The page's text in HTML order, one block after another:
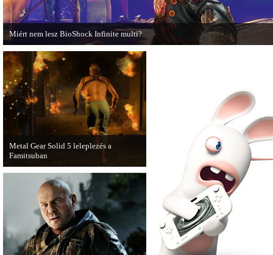
Miért nem lesz BioShock Infinite multi?
A BioShock Infinite fejlesztői hosszasan indokolják, hogy miért nem érdemes
multiplayer móddal felruházni a játékot.
Metal Gear Solid 5 leleplezés a
Famitsuban
Hamarosan minden tisztázódik a VGA-
n bemutatott MGS videóval
kapcsolatban.